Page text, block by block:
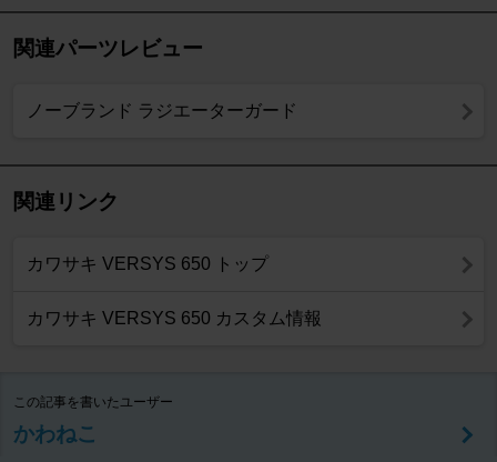
関連パーツレビュー
ノーブランド ラジエーターガード
関連リンク
カワサキ VERSYS 650 トップ
カワサキ VERSYS 650 カスタム情報
この記事を書いたユーザー
かわねこ